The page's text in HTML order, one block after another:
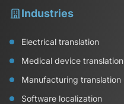
Industries
Electrical translation
Medical device translation
Manufacturing translation
Software localization